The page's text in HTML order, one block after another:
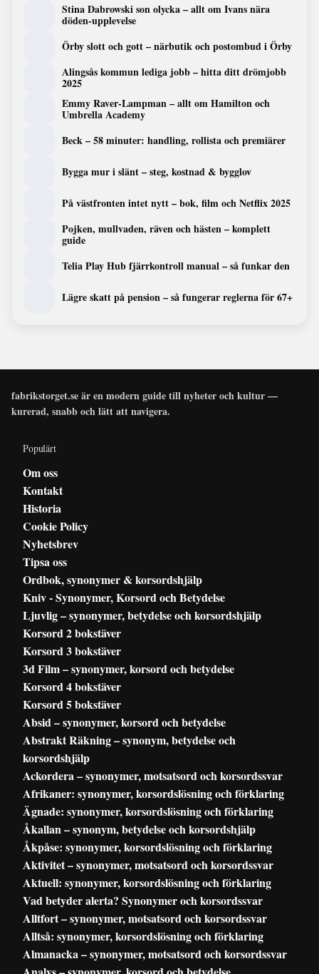
Stina Dabrowski son olycka – allt om Ivans nära
döden-upplevelse
Örby slott och gott – närbutik och postombud i Örby
Alingsås kommun lediga jobb – hitta ditt drömjobb
2025
Emmy Raver-Lampman – allt om Hamilton och
Umbrella Academy
Beck – 58 minuter: handling, rollista och premiärer
Bygga mur i slänt – steg, kostnad & bygglov
På västfronten intet nytt – bok, film och Netflix 2025
Pojken, mullvaden, räven och hästen – komplett
guide
Telia Play Hub fjärrkontroll manual – så funkar den
Lägre skatt på pension – så fungerar reglerna för 67+
fabrikstorget.se är en modern guide till nyheter och kultur —
kurerad, snabb och lätt att navigera.
Populärt
Om oss
Kontakt
Historia
Cookie Policy
Nyhetsbrev
Tipsa oss
Ordbok, synonymer & korsordshjälp
Kniv - Synonymer, Korsord och Betydelse
Ljuvlig – synonymer, betydelse och korsordshjälp
Korsord 2 bokstäver
Korsord 3 bokstäver
3d Film – synonymer, korsord och betydelse
Korsord 4 bokstäver
Korsord 5 bokstäver
Absid – synonymer, korsord och betydelse
Abstrakt Räkning – synonym, betydelse och
korsordshjälp
Ackordera – synonymer, motsatsord och korsordssvar
Afrikaner: synonymer, korsordslösning och förklaring
Ägnade: synonymer, korsordslösning och förklaring
Åkallan – synonym, betydelse och korsordshjälp
Åkpåse: synonymer, korsordslösning och förklaring
Aktivitet – synonymer, motsatsord och korsordssvar
Aktuell: synonymer, korsordslösning och förklaring
Vad betyder alerta? Synonymer och korsordssvar
Alltfort – synonymer, motsatsord och korsordssvar
Alltså: synonymer, korsordslösning och förklaring
Almanacka – synonymer, motsatsord och korsordssvar